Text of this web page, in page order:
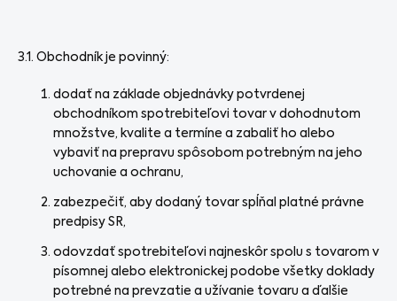
3.1. Obchodník je povinný:
dodať na základe objednávky potvrdenej
obchodníkom spotrebiteľovi tovar v dohodnutom
množstve, kvalite a termíne a zabaliť ho alebo
vybaviť na prepravu spôsobom potrebným na jeho
uchovanie a ochranu,
zabezpečiť, aby dodaný tovar spĺňal platné právne
predpisy SR,
odovzdať spotrebiteľovi najneskôr spolu s tovarom v
písomnej alebo elektronickej podobe všetky doklady
potrebné na prevzatie a užívanie tovaru a ďalšie